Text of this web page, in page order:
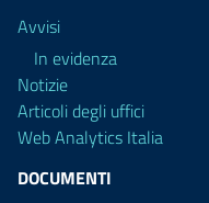
Avvisi
In evidenza
Notizie
Articoli degli uffici
Web Analytics Italia
DOCUMENTI